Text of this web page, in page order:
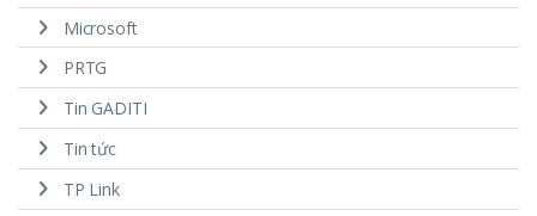
Microsoft
PRTG
Tin GADITI
Tin tức
TP Link